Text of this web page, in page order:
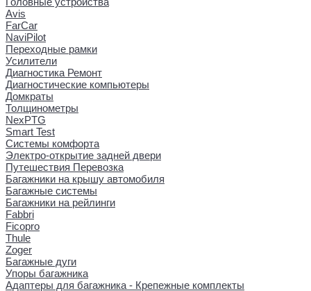
Avis
FarCar
NaviPilot
Переходные рамки
Усилители
Диагностика Ремонт
Диагностические компьютеры
Домкраты
Толщинометры
NexPTG
Smart Test
Системы комфорта
Электро-открытие задней двери
Путешествия Перевозка
Багажники на крышу автомобиля
Багажные системы
Багажники на рейлинги
Fabbri
Ficopro
Thule
Zoger
Багажные дуги
Упоры багажника
Адаптеры для багажника - Крепежные комплекты